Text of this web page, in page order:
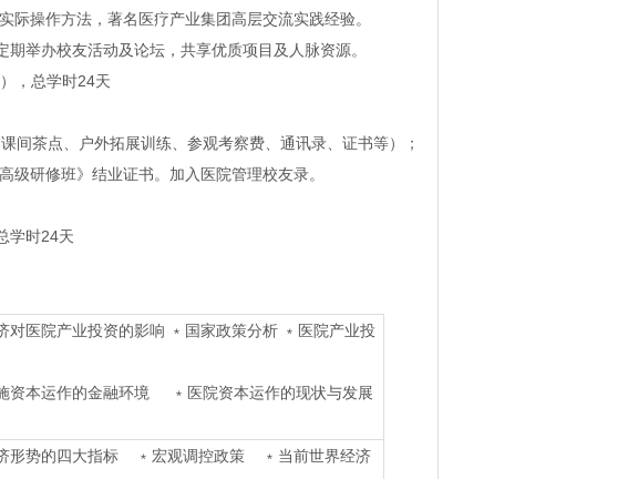
方法，著名医疗产业集团高层交流实践经验。
校友活动及论坛，共享优质项目及人脉资源。
，总学时24天
间茶点、户外拓展训练、参观考察费、通讯录、证书等）；
研修班》结业证书。加入医院管理校友录。
学时24天
对医院产业投资的影响 ﹡国家政策分析 ﹡医院产业投
资本运作的金融环境 ﹡医院资本运作的现状与发展
形势的四大指标 ﹡宏观调控政策 ﹡当前世界经济